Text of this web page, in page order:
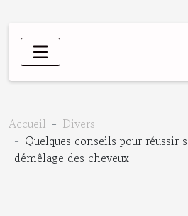
Accueil
Divers
Quelques conseils pour réussir
démêlage des cheveux